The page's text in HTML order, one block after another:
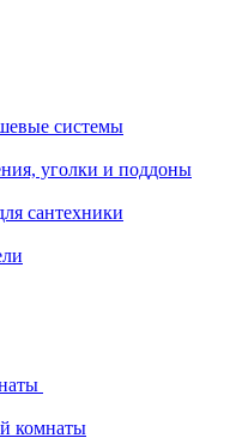
системы
уголки и поддоны
сантехники
комнаты